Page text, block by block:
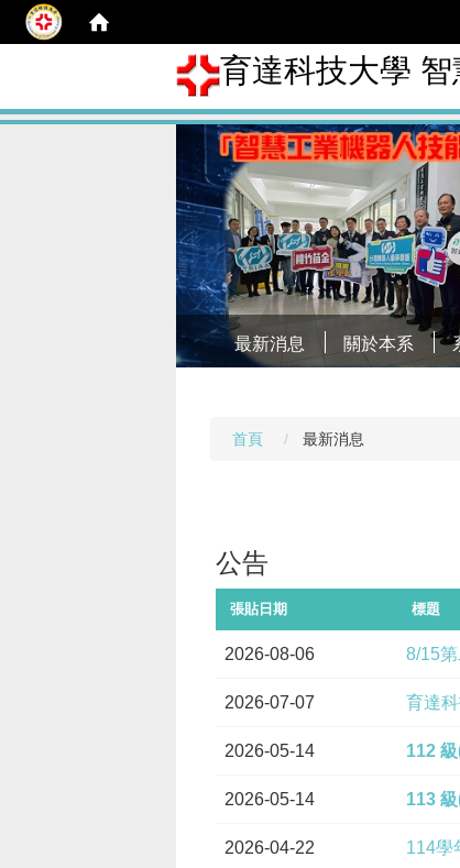
育達科技大學
最新消息 關於本系
首頁 最新消息
公告
張貼日期 標題
2026-08-06 8/15
2026-07-07 育達
2026-05-14 112
2026-05-14 113
2026-04-22 114學